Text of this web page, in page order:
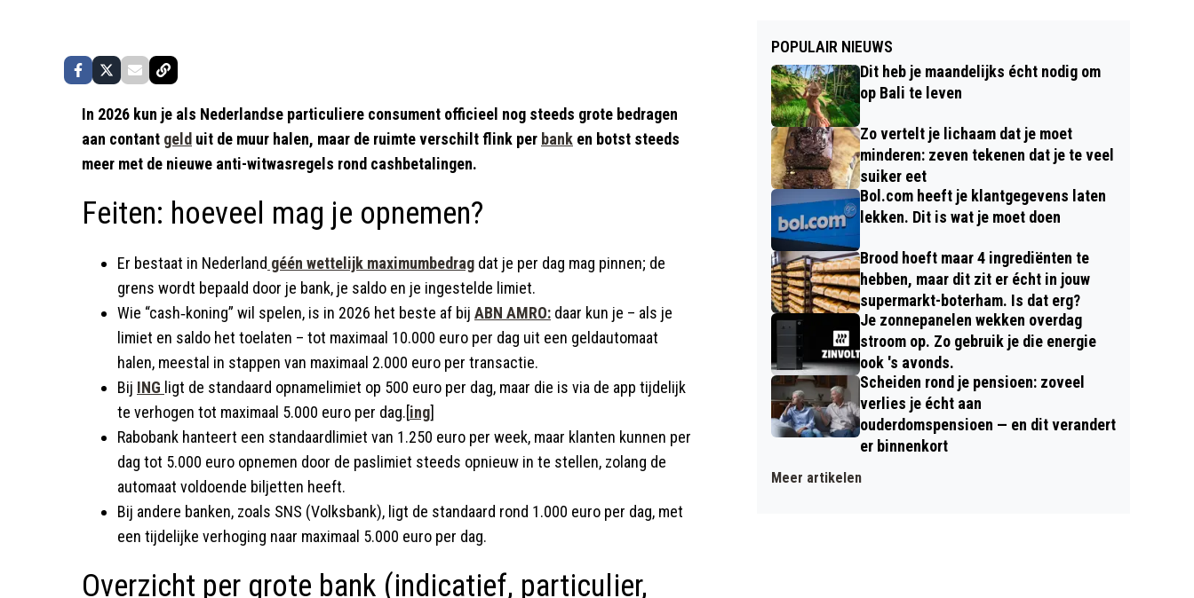
In 2026 kun je als Nederlandse particuliere consument officieel nog steeds grote bedragen
aan contant geld uit de muur halen, maar de ruimte verschilt flink per bank en botst steeds
meer met de nieuwe anti-witwasregels rond cashbetalingen.
Feiten: hoeveel mag je opnemen?
Er bestaat in Nederland géén wettelijk maximumbedrag dat je per dag mag pinnen; de
grens wordt bepaald door je bank, je saldo en je ingestelde limiet.
Wie “cash‑koning” wil spelen, is in 2026 het beste af bij ABN AMRO: daar kun je – als je
limiet en saldo het toelaten – tot maximaal 10.000 euro per dag uit een geldautomaat
halen, meestal in stappen van maximaal 2.000 euro per transactie.
Bij ING ligt de standaard opnamelimiet op 500 euro per dag, maar die is via de app tijdelijk
te verhogen tot maximaal 5.000 euro per dag.[ing]
Rabobank hanteert een standaardlimiet van 1.250 euro per week, maar klanten kunnen per
dag tot 5.000 euro opnemen door de paslimiet steeds opnieuw in te stellen, zolang de
automaat voldoende biljetten heeft.
Bij andere banken, zoals SNS (Volksbank), ligt de standaard rond 1.000 euro per dag, met
een tijdelijke verhoging naar maximaal 5.000 euro per dag.
Overzicht per grote bank (indicatief, particulier,
POPULAIR NIEUWS
Dit heb je maandelijks écht nodig om
op Bali te leven
Zo vertelt je lichaam dat je moet
minderen: zeven tekenen dat je te veel
suiker eet
Bol.com heeft je klantgegevens laten
lekken. Dit is wat je moet doen
Brood hoeft maar 4 ingrediënten te
hebben, maar dit zit er écht in jouw
supermarkt-boterham. Is dat erg?
Je zonnepanelen wekken overdag
stroom op. Zo gebruik je die energie
ook 's avonds.
Scheiden rond je pensioen: zoveel
verlies je écht aan
ouderdomspensioen — en dit verandert
er binnenkort
Meer artikelen